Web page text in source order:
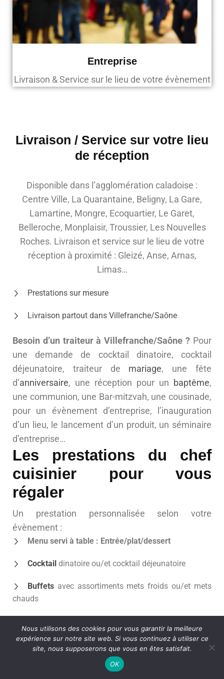
Entreprise
Livraison & Service sur le lieu de votre évènement
Livraison / Service sur votre lieu
de réception
Disponible dans l’agglomération caladoise :
Centre Ville, La Quarantaine, Beligny, La Gare,
Lamartine, Mongre, Ecoquartier, Le Garet,
Belleroche, Monplaisir, Troussier, Les Nouvelles
Roches. Livraison et service sur le lieu de votre
réception à proximité : Gleizé, Anse, Arnas,
Limas…
Prestations sur mesure
Livraison partout dans Villefranche/Saône
Besoin d’un traiteur à Villefranche/Saône ? Pour
une demande de cocktail dinatoire, cocktail
déjeunatoire, traiteur de mariage, une fête
d’anniversaire, une réception pour un baptême,
une communion, une Bar-mitzvah, une cousinade,
pour un évènement d’entreprise, l’inauguration
d’un lieu, le lancement d’un produit, un séminaire
d’entreprise…
Les prestations du chef
cuisinier pour vous
régaler
Un prestation personnalisée selon votre
évènement :
Menu servi à table : Entrée/plat/dessert
Cocktail dinatoire ou/et cocktail déjeunatoire
Buffets avec assortiments mets froids ou/et mets
chauds
Paella géante : Différentes recettes au choix
: BBQ évènementiel
Nous utilisons des cookies pour vous garantir la meilleure
expérience sur notre site web. Si vous continuez à utiliser ce
site, nous supposerons que vous en êtes satisfait.
OK